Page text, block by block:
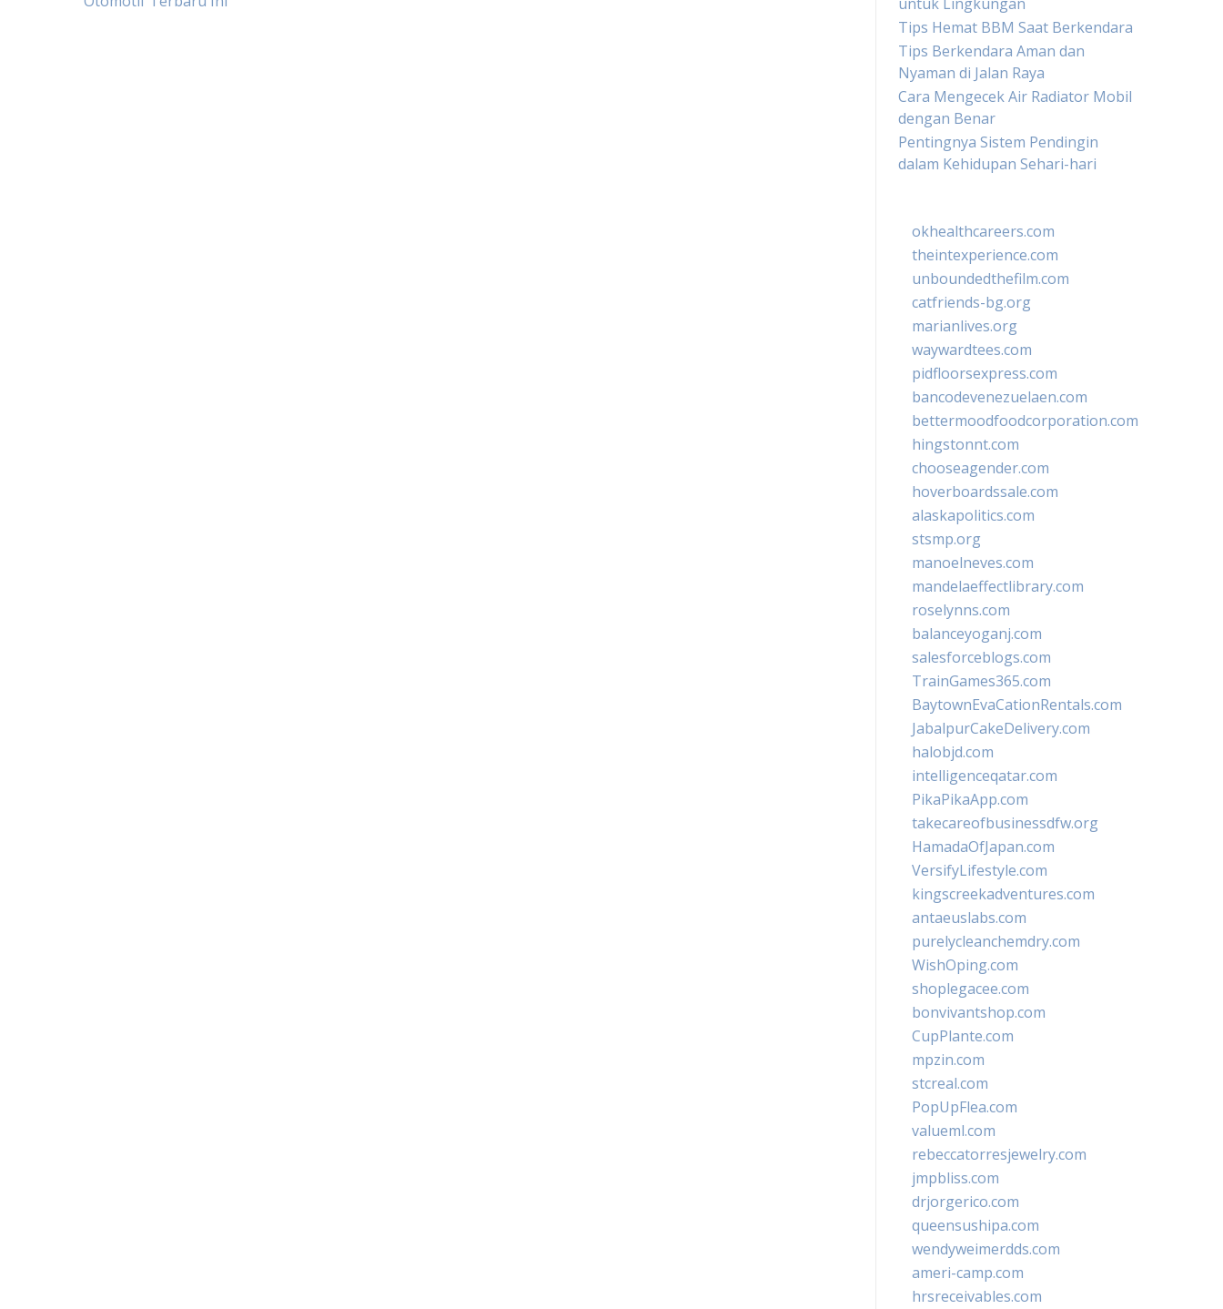
Tips Hemat BBM Saat Berkendara
Tips Berkendara Aman dan
Nyaman di Jalan Raya
Cara Mengecek Air Radiator Mobil
dengan Benar
Pentingnya Sistem Pendingin
dalam Kehidupan Sehari-hari
okhealthcareers.com
theintexperience.com
unboundedthefilm.com
catfriends-bg.org
marianlives.org
waywardtees.com
pidfloorsexpress.com
bancodevenezuelaen.com
bettermoodfoodcorporation.com
hingstonnt.com
chooseagender.com
hoverboardssale.com
alaskapolitics.com
stsmp.org
manoelneves.com
mandelaeffectlibrary.com
roselynns.com
balanceyoganj.com
salesforceblogs.com
TrainGames365.com
BaytownEvaCationRentals.com
JabalpurCakeDelivery.com
halobjd.com
intelligenceqatar.com
PikaPikaApp.com
takecareofbusinessdfw.org
HamadaOfJapan.com
VersifyLifestyle.com
kingscreekadventures.com
antaeuslabs.com
purelycleanchemdry.com
WishOping.com
shoplegacee.com
bonvivantshop.com
CupPlante.com
mpzin.com
stcreal.com
PopUpFlea.com
valueml.com
rebeccatorresjewelry.com
jmpbliss.com
drjorgerico.com
queensushipa.com
wendyweimerdds.com
ameri-camp.com
hrsreceivables.com